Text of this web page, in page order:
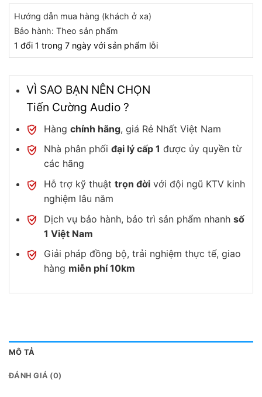
Hướng dẫn mua hàng (khách ở xa)
Bảo hành: Theo sản phẩm
1 đổi 1 trong 7 ngày với sản phẩm lỗi
VÌ SAO BẠN NÊN CHỌN
Tiến Cường Audio ?
Hàng chính hãng, giá Rẻ Nhất Việt Nam
Nhà phân phối đại lý cấp 1 được ủy quyền từ
các hãng
Hỗ trợ kỹ thuật trọn đờivới đội ngũ KTV kinh
nghiệm lâu năm
Dịch vụ bảo hành, bảo trì sản phẩm nhanh số
1 Việt Nam
Giải pháp đồng bộ, trải nghiệm thực tế, giao
hàng miễn phí 10km
MÔ TẢ
ĐÁNH GIÁ (0)